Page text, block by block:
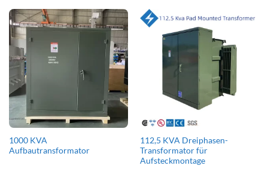
1000 KVA
Aufbautransformator
112,5 KVA Dreiphasen-
Transformator für
Aufsteckmontage